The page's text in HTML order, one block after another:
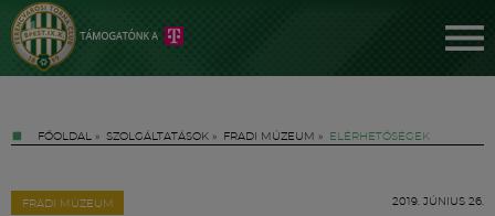
FŐOLDAL » SZOLGÁLTATÁSOK » FRADI MÚZEUM » ELÉRHETŐSÉGEK
FRADI MÚZEUM 2019. JÚNIUS 26.